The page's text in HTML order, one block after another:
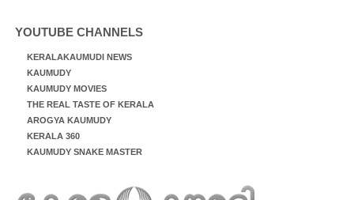
YOUTUBE CHANNELS
KERALAKAUMUDI NEWS
KAUMUDY
KAUMUDY MOVIES
THE REAL TASTE OF KERALA
AROGYA KAUMUDY
KERALA 360
KAUMUDY SNAKE MASTER